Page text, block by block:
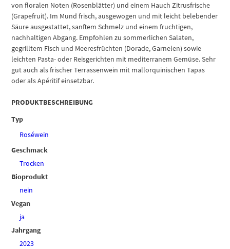
von floralen Noten (Rosenblätter) und einem Hauch Zitrusfrische
(Grapefruit). Im Mund frisch, ausgewogen und mit leicht belebender
Säure ausgestattet, sanftem Schmelz und einem fruchtigen,
nachhaltigen Abgang. Empfohlen zu sommerlichen Salaten,
gegrilltem Fisch und Meeresfrüchten (Dorade, Garnelen) sowie
leichten Pasta- oder Reisgerichten mit mediterranem Gemüse. Sehr
gut auch als frischer Terrassenwein mit mallorquinischen Tapas
oder als Apéritif einsetzbar.
PRODUKTBESCHREIBUNG
Typ
Roséwein
Geschmack
Trocken
Bioprodukt
nein
Vegan
ja
Jahrgang
2023